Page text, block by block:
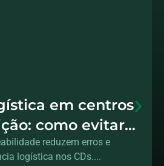
em centros
como evitar
reduzem erros e
logística nos CDs....